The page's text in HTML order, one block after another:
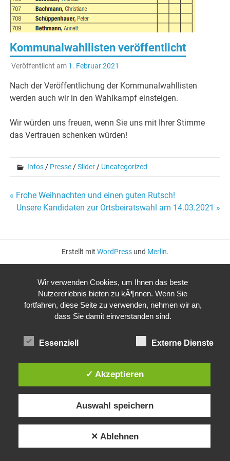
Kommunalwahllisten veröffentlicht
Veröffentlicht am 1. Februar 2021
Nach der Veröffentlichung der Kommunalwahllisten
werden auch wir in den Wahlkampf einsteigen.
Wir würden uns freuen, wenn Sie uns mit Ihrer Stimme
das Vertrauen schenken würden!
Infos/ Presse/Slider/ Uncategorized
Beitragsnavigation
« Frohe Weihnachten und einen guten Rutsch!
Unsere Kandidaten zur Ortsbeiratswahl am 14.03.2021 »
Erstellt mit WordPressund Merlin.
Wir verwenden Cookies, um Ihnen das beste
Nutzererlebnis bieten zu kÃ¶nnen. Wenn Sie
fortfahren, diese Seite zu verwenden, nehmen wir an,
dass Sie damit einverstanden sind.
Essenziell Externe Dienste
✓ Akzeptieren
Auswahl speichern
✕ Ablehnen